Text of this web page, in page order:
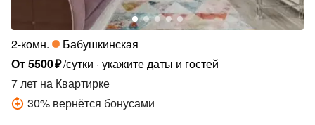
2-комн.
Бабушкинская
От5500₽/сутки укажите даты и гостей
7 лет на Квартирке
30% вернётся бонусами